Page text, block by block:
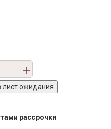
рассрочки